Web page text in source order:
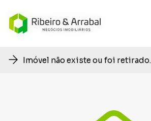
Imóvel não existe ou foi retirado.